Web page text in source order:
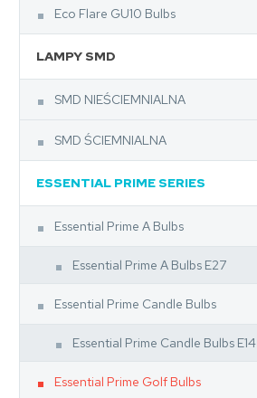
Eco Flare GU10 Bulbs
LAMPY SMD
SMD NIEŚCIEMNIALNA
SMD ŚCIEMNIALNA
ESSENTIAL PRIME SERIES
Essential Prime A Bulbs
Essential Prime A Bulbs E27
Essential Prime Candle Bulbs
Essential Prime Candle Bulbs E14
Essential Prime Golf Bulbs